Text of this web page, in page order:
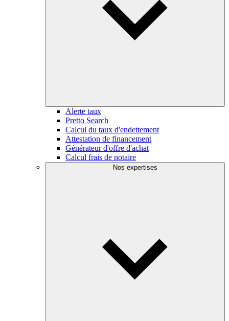
Alerte taux
Pretto Search
Calcul du taux d'endettement
Attestation de financement
Générateur d'offre d'achat
Calcul frais de notaire
Nos expertises